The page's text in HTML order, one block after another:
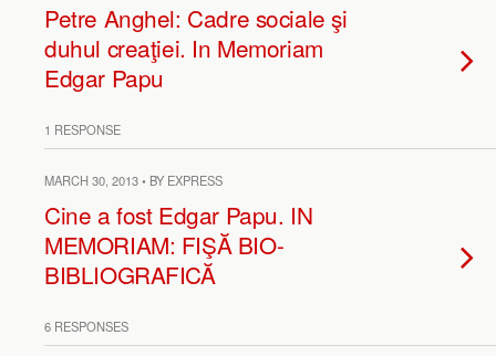
Petre Anghel: Cadre sociale şi
duhul creaţiei. In Memoriam
Edgar Papu
1 RESPONSE
MARCH 30, 2013 • BY EXPRESS
Cine a fost Edgar Papu. IN
MEMORIAM: FIŞĂ BIO-
BIBLIOGRAFICĂ
6 RESPONSES